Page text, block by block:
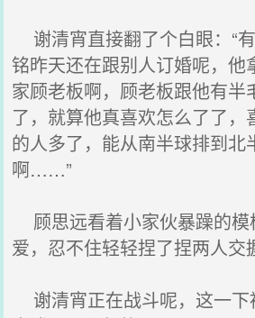
谢清宵直接翻了个白眼：“
铭昨天还在跟别人订婚呢，他
家顾老板啊，顾老板跟他有半
了，就算他真喜欢怎么了了，
的人多了，能从南半球排到北
啊……”
顾思远看着小家伙暴躁的模
爱，忍不住轻轻捏了捏两人交
谢清宵正在战斗呢，这一下